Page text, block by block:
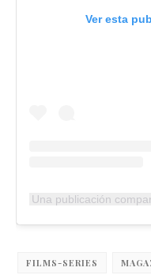
Ver esta
FILMS-SERIES